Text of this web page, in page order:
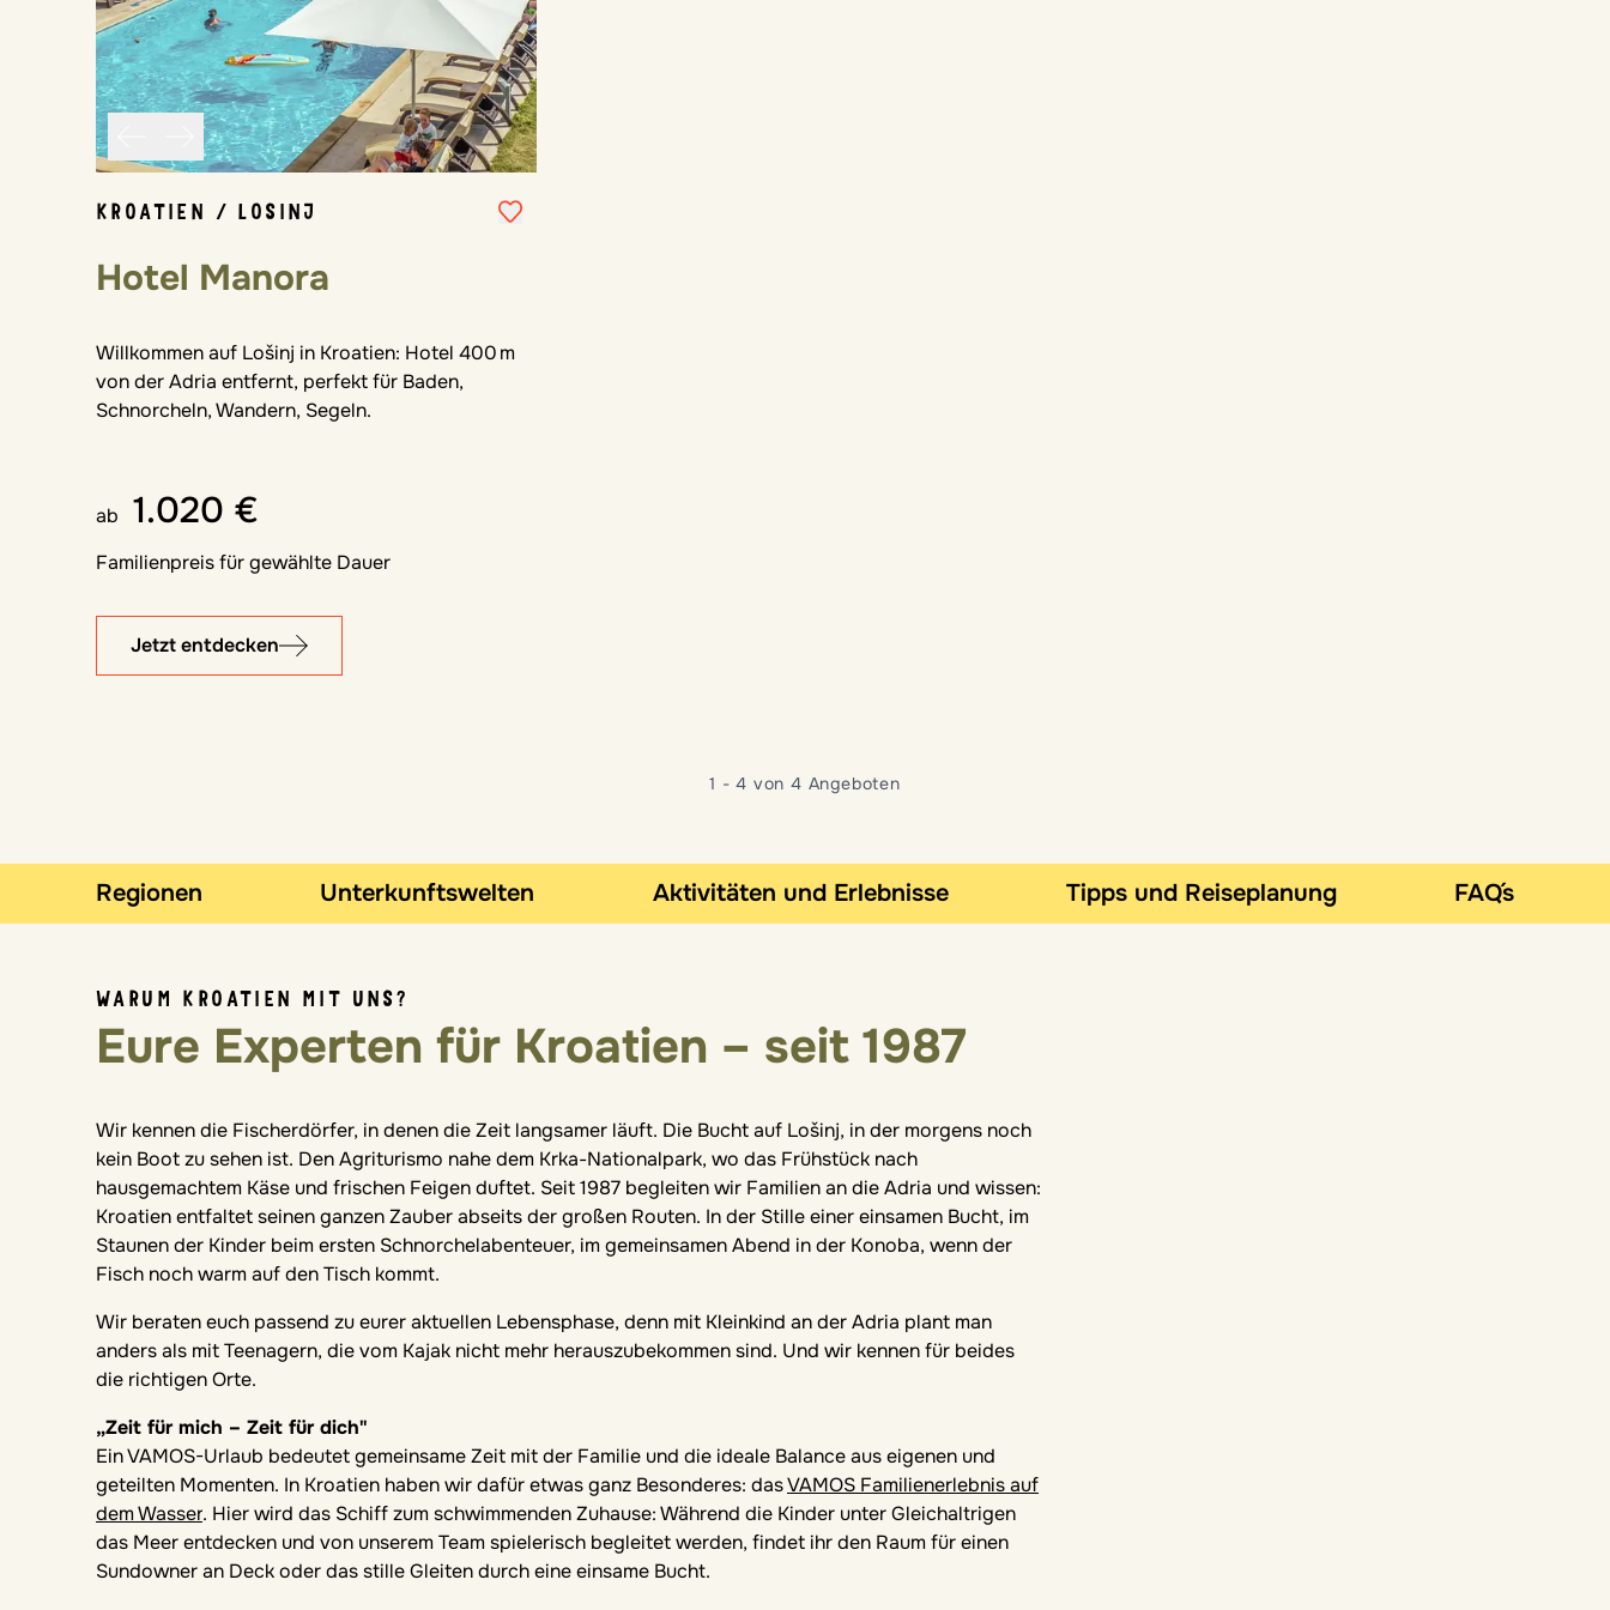
KROATIEN / LOSINJ
Hotel Manora
Willkommen auf Lošinj in Kroatien: Hotel 400 m
von der Adria entfernt, perfekt für Baden,
Schnorcheln, Wandern, Segeln.
ab 1.020 €
Familienpreis für gewählte Dauer
Jetzt entdecken
1 - 4 von 4 Angeboten
Regionen Unterkunftswelten Aktivitäten und Erlebnisse Tipps und Reiseplanung FAQ´s
WARUM KROATIEN MIT UNS?
Eure Experten für Kroatien – seit 1987
Wir kennen die Fischerdörfer, in denen die Zeit langsamer läuft. Die Bucht auf Lošinj, in der morgens noch
kein Boot zu sehen ist. Den Agriturismo nahe dem Krka-Nationalpark, wo das Frühstück nach
hausgemachtem Käse und frischen Feigen duftet. Seit 1987 begleiten wir Familien an die Adria und wissen:
Kroatien entfaltet seinen ganzen Zauber abseits der großen Routen. In der Stille einer einsamen Bucht, im
Staunen der Kinder beim ersten Schnorchelabenteuer, im gemeinsamen Abend in der Konoba, wenn der
Fisch noch warm auf den Tisch kommt.
Wir beraten euch passend zu eurer aktuellen Lebensphase, denn mit Kleinkind an der Adria plant man
anders als mit Teenagern, die vom Kajak nicht mehr herauszubekommen sind. Und wir kennen für beides
die richtigen Orte.
„Zeit für mich – Zeit für dich"
Ein VAMOS-Urlaub bedeutet gemeinsame Zeit mit der Familie und die ideale Balance aus eigenen und
geteilten Momenten. In Kroatien haben wir dafür etwas ganz Besonderes: dasVAMOS Familienerlebnis auf
dem Wasser. Hier wird das Schiff zum schwimmenden Zuhause: Während die Kinder unter Gleichaltrigen
das Meer entdecken und von unserem Team spielerisch begleitet werden, findet ihr den Raum für einen
Sundowner an Deck oder das stille Gleiten durch eine einsame Bucht.